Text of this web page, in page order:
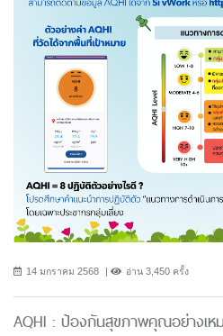
14 มกราคม 2568 อ่าน 3,450 ครั้ง
AQHI : ป้องกันสุขภาพคุณอย่างเห